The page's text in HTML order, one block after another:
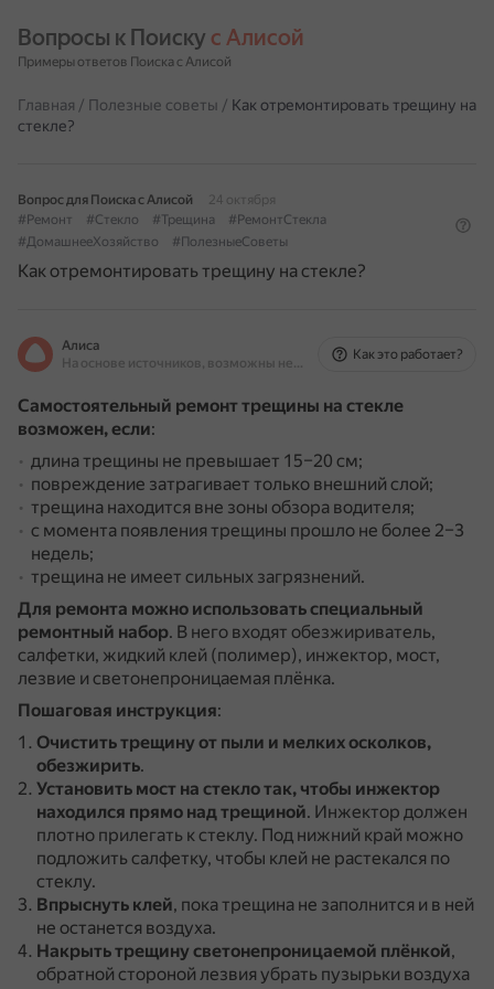
Вопросы к Поиску с Алисой
Примеры ответов Поиска с Алисой
Главная / Полезные советы / Как отремонтировать трещину на
стекле?
Вопрос для Поиска с Алисой
24 октября
#Ремонт
#Стекло #Трещина
#РемонтСтекла
#ДомашнееХозяйство
#ПолезныеСоветы
Как отремонтировать трещину на стекле?
Алиса
На основе источников, возможны неточности
Как это работает?
Самостоятельный ремонт трещины на стекле
возможен, если:
длина трещины не превышает 15–20 см;
повреждение затрагивает только внешний слой;
трещина находится вне зоны обзора водителя;
с момента появления трещины прошло не более 2–3
недель;
трещина не имеет сильных загрязнений.
Для ремонта можно использовать специальный
ремонтный набор. В него входят обезжириватель,
салфетки, жидкий клей (полимер), инжектор, мост,
лезвие и светонепроницаемая плёнка.
Пошаговая инструкция:
Очистить трещину от пыли и мелких осколков,
обезжирить.
Установить мост на стекло так, чтобы инжектор
находился прямо над трещиной. Инжектор должен
плотно прилегать к стеклу. Под нижний край можно
подложить салфетку, чтобы клей не растекался по
стеклу.
Впрыснуть клей, пока трещина не заполнится и в ней
не останется воздуха.
Накрыть трещину светонепроницаемой плёнкой,
обратной стороной лезвия убрать пузырьки воздуха